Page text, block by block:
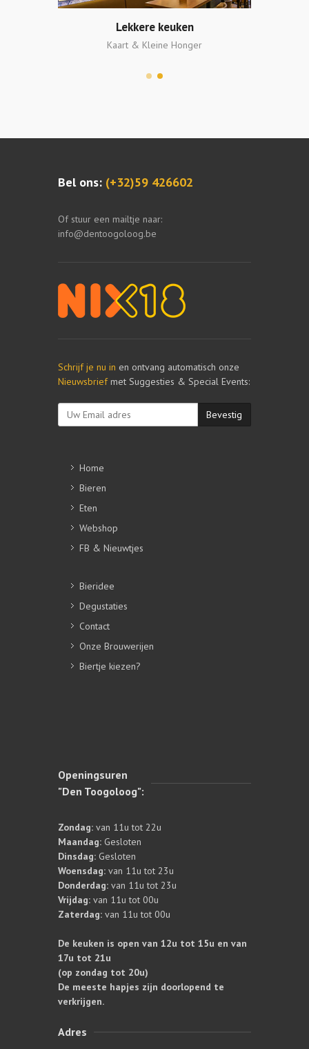
Lekkere keuken
Kaart & Kleine Honger
Bel ons: (+32)59 426602
Of stuur een mailtje naar:
info@dentoogoloog.be
Schrijf je nu in en ontvang automatisch onze
Nieuwsbriefmet Suggesties & Special Events:
Bevestig
Home
Bieren
Eten
Webshop
FB & Nieuwtjes
Bieridee
Degustaties
Contact
Onze Brouwerijen
Biertje kiezen?
Openingsuren
"Den Toogoloog":
Zondag: van 11u tot 22u
Maandag: Gesloten
Dinsdag: Gesloten
Woensdag: van 11u tot 23u
Donderdag: van 11u tot 23u
Vrijdag: van 11u tot 00u
Zaterdag: van 11u tot 00u
De keuken is open van 12u tot 15u en van
17u tot 21u
(op zondag tot 20u)
De meeste hapjes zijn doorlopend te
verkrijgen.
Adres